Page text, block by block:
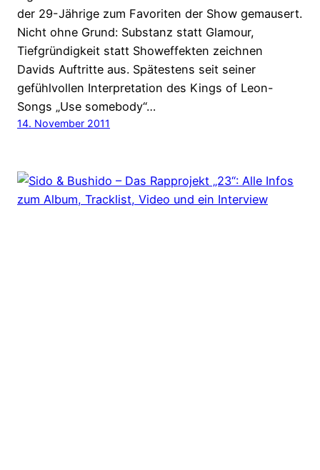
der 29-Jährige zum Favoriten der Show gemausert.
Nicht ohne Grund: Substanz statt Glamour,
Tiefgründigkeit statt Showeffekten zeichnen
Davids Auftritte aus. Spätestens seit seiner
gefühlvollen Interpretation des Kings of Leon-
Songs „Use somebody“…
14. November 2011